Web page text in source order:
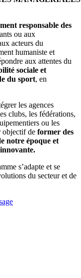
responsable des
ou aux
acteurs du
humaniste et
aux attentes du
sociale et
du sport, en
les agences
clubs, les fédérations,
ou les
objectif de former des
notre époque et
s’adapte et se
du secteur et de